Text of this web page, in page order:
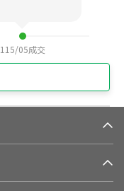
115/05成交